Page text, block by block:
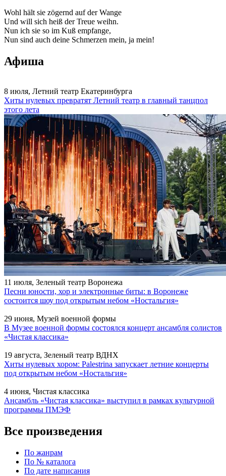
Wohl hält sie zögernd auf der Wange
Und will sich heiß der Treue weihn.
Nun ich sie so im Kuß empfange,
Nun sind auch deine Schmerzen mein, ja mein!
Афиша
8 июля, Летний театр Екатеринбурга
Хиты нулевых превратят Летний театр в главный танцпол
этого лета
11 июля, Зеленый театр Воронежа
Песни юности, хор и электронные биты: в Воронеже
состоится шоу под открытым небом «Ностальгия»
29 июня, Музей военной формы
В Музее военной формы состоялся концерт ансамбля солистов
«Чистая классика»
19 августа, Зеленый театр ВДНХ
Хиты нулевых хором: Palestrina запускает летние концерты
под открытым небом «Ностальгия»
4 июня, Чистая классика
Ансамбль «Чистая классика» выступил в рамках культурной
программы ПМЭФ
Все произведения
По жанрам
По № каталога
По дате написания